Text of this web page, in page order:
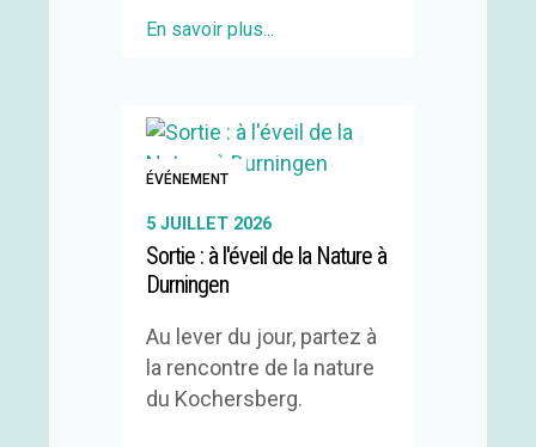
En savoir plus...
Sortie : à l'éveil de la Nature à
Durningen
ÉVÉNEMENT
5 JUILLET 2026
Au lever du jour, partez à
la rencontre de la nature
du Kochersberg.